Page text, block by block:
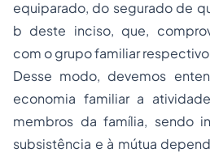
equiparado, do segurado de
b deste inciso, que,
com o grupo familiar
Desse modo, devemos
economia familiar a
membros da família, sendo
subsistência e à mútua